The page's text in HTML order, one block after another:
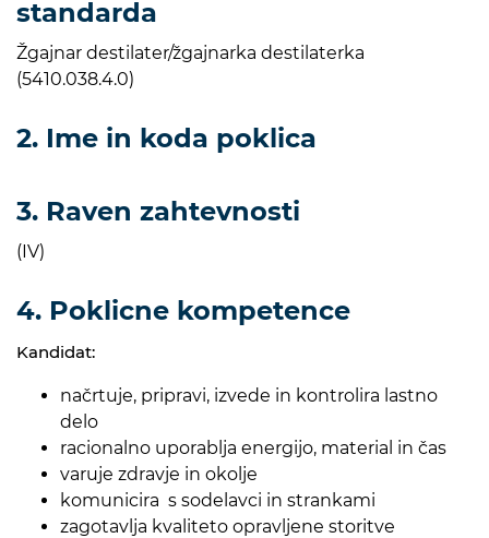
standarda
Žgajnar destilater/žgajnarka destilaterka
(5410.038.4.0)
2. Ime in koda poklica
3. Raven zahtevnosti
(IV)
4. Poklicne kompetence
Kandidat:
načrtuje, pripravi, izvede in kontrolira lastno
delo
racionalno uporablja energijo, material in čas
varuje zdravje in okolje
komunicira s sodelavci in strankami
zagotavlja kvaliteto opravljene storitve